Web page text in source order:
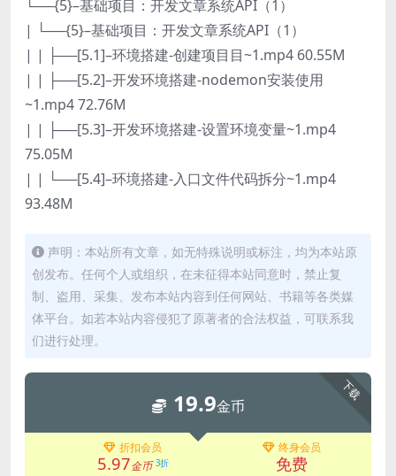
└──{5}–基础项目：开发文章系统API（1）
| └──{5}–基础项目：开发文章系统API（1）
| | ├──[5.1]–环境搭建-创建项目目~1.mp4 60.55M
| | ├──[5.2]–开发环境搭建-nodemon安装使用
~1.mp4 72.76M
| | ├──[5.3]–开发环境搭建-设置环境变量~1.mp4
75.05M
| | └──[5.4]–环境搭建-入口文件代码拆分~1.mp4
93.48M
声明：本站所有文章，如无特殊说明或标注，均为本站原
创发布。任何个人或组织，在未征得本站同意时，禁止复
制、盗用、采集、发布本站内容到任何网站、书籍等各类媒
体平台。如若本站内容侵犯了原著者的合法权益，可联系我
们进行处理。
下载
19.9金币
折扣会员
5.97金币 3折
终身会员
免费